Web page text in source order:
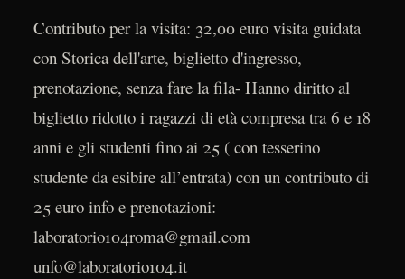
Contributo per la visita: 32,00 euro visita guidata
con Storica dell'arte, biglietto d'ingresso,
prenotazione, senza fare la fila- Hanno diritto al
biglietto ridotto i ragazzi di età compresa tra 6 e 18
anni e gli studenti fino ai 25 ( con tesserino
studente da esibire all’entrata) con un contributo di
25 euro info e prenotazioni:
laboratorio104roma@gmail.com
unfo@laboratorio104.it